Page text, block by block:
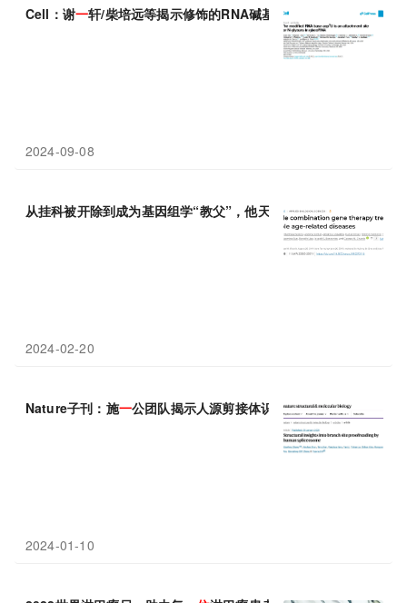
Cell：谢一轩/柴培远等揭示修饰的RNA碱基acp3U是糖RNA中N-
2024-09-08
从挂科被开除到成为基因组学“教父”，他天生就是一位 天马行空的
2024-02-20
Nature子刊：施一公团队揭示人源剪接体识别pre-mRNA分支
2024-01-10